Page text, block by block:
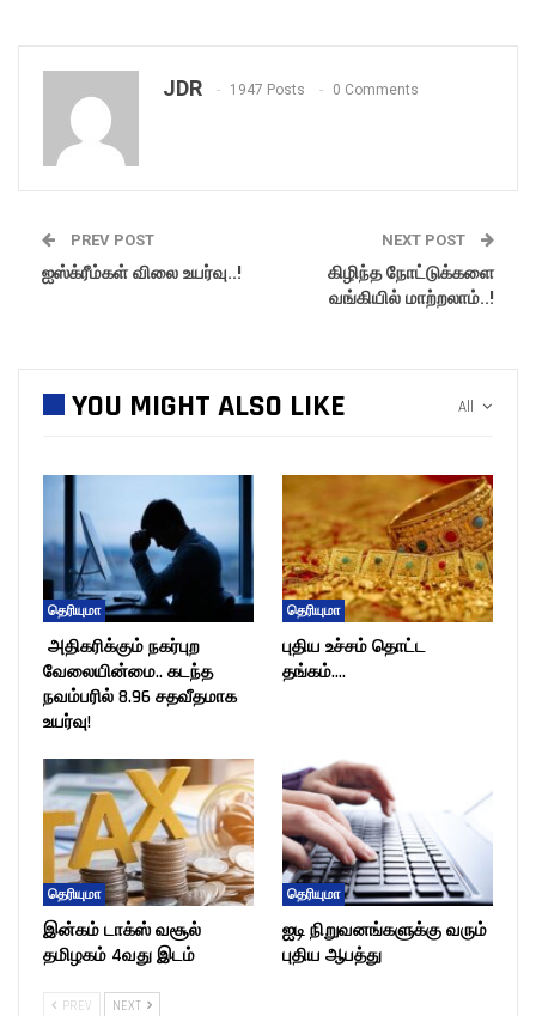
JDR 1947 Posts 0 Comments
PREV POST
ஐஸ்க்ரீம்கள் விலை உயர்வு..!
NEXT POST
கிழிந்த நோட்டுக்களை
வங்கியில் மாற்றலாம்..!
All
YOU MIGHT ALSO LIKE
தெரியுமா
அதிகரிக்கும் நகர்புற
வேலையின்மை.. கடந்த
நவம்பரில் 8.96 சதவீதமாக
உயர்வு!
தெரியுமா
புதிய உச்சம் தொட்ட
தங்கம்….
தெரியுமா
இன்கம் டாக்ஸ் வசூல்
தமிழகம் 4வது இடம்
தெரியுமா
ஐடி நிறுவனங்களுக்கு வரும்
புதிய ஆபத்து
PREV NEXT